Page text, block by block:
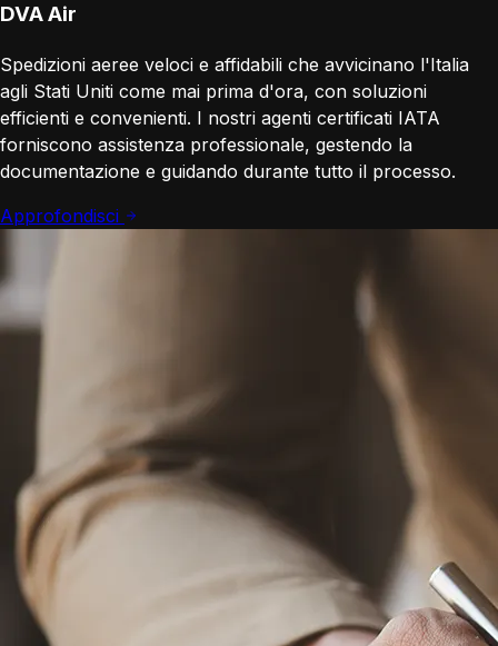
DVA Air
Spedizioni aeree veloci e affidabili che avvicinano l'Italia
agli Stati Uniti come mai prima d'ora, con soluzioni
efficienti e convenienti. I nostri agenti certificati IATA
forniscono assistenza professionale, gestendo la
documentazione e guidando durante tutto il processo.
Approfondisci